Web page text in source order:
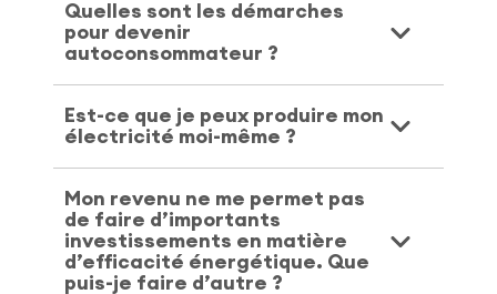
Quelles sont les démarches
pour devenir
autoconsommateur ?
Est-ce que je peux produire mon
électricité moi-même ?
Mon revenu ne me permet pas
de faire d’importants
investissements en matière
d’efficacité énergétique. Que
puis-je faire d’autre ?